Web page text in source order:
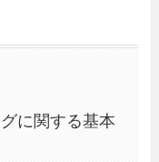
に関する基本